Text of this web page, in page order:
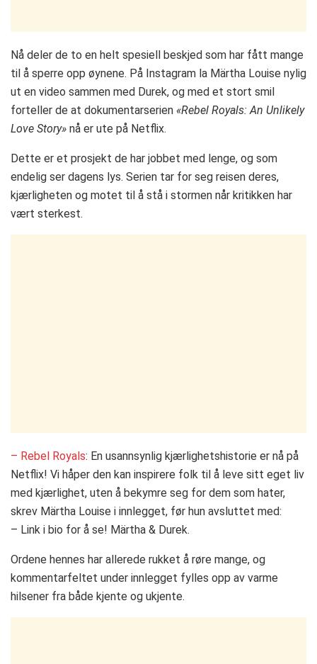
Nå deler de to en helt spesiell beskjed som har fått mange
til å sperre opp øynene. På Instagram la Märtha Louise nylig
ut en video sammen med Durek, og med et stort smil
forteller de at dokumentarserien «Rebel Royals: An Unlikely
Love Story» nå er ute på Netflix.
Dette er et prosjekt de har jobbet med lenge, og som
endelig ser dagens lys. Serien tar for seg reisen deres,
kjærligheten og motet til å stå i stormen når kritikken har
vært sterkest.
– Rebel Royals: En usannsynlig kjærlighetshistorie er nå på
Netflix! Vi håper den kan inspirere folk til å leve sitt eget liv
med kjærlighet, uten å bekymre seg for dem som hater,
skrev Märtha Louise i innlegget, før hun avsluttet med:
– Link i bio for å se! Märtha & Durek.
Ordene hennes har allerede rukket å røre mange, og
kommentarfeltet under innlegget fylles opp av varme
hilsener fra både kjente og ukjente.